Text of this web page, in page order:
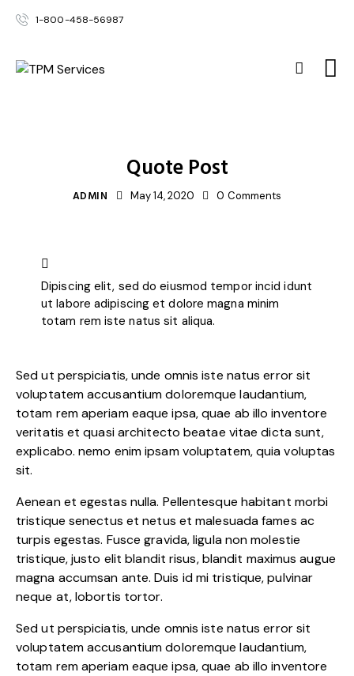
1-800-458-56987
Quote Post
ADMIN May 14, 2020 0 Comments
Dipiscing elit, sed do eiusmod tempor incid idunt
ut labore adipiscing et dolore magna minim
totam rem iste natus sit aliqua.
Sed ut perspiciatis, unde omnis iste natus error sit
voluptatem accusantium doloremque laudantium,
totam rem aperiam eaque ipsa, quae ab illo inventore
veritatis et quasi architecto beatae vitae dicta sunt,
explicabo. nemo enim ipsam voluptatem, quia voluptas
sit.
Aenean et egestas nulla. Pellentesque habitant morbi
tristique senectus et netus et malesuada fames ac
turpis egestas. Fusce gravida, ligula non molestie
tristique, justo elit blandit risus, blandit maximus augue
magna accumsan ante. Duis id mi tristique, pulvinar
neque at, lobortis tortor.
Sed ut perspiciatis, unde omnis iste natus error sit
voluptatem accusantium doloremque laudantium,
totam rem aperiam eaque ipsa, quae ab illo inventore